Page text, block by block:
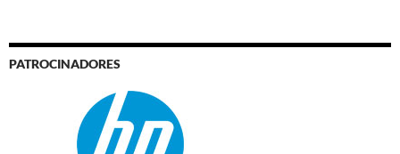
PATROCINADORES